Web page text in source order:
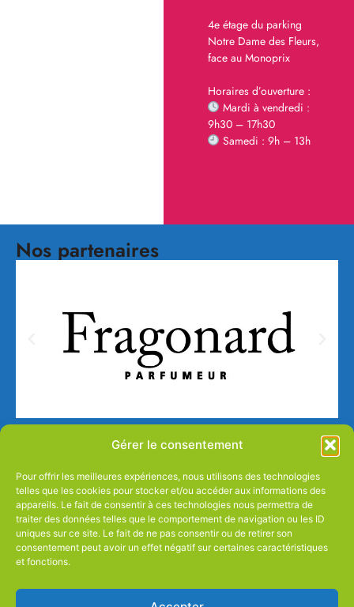
Gérer le consentement
Pour offrir les meilleures expériences, nous utilisons des technologies
telles que les cookies pour stocker et/ou accéder aux informations des
appareils. Le fait de consentir à ces technologies nous permettra de
traiter des données telles que le comportement de navigation ou les ID
uniques sur ce site. Le fait de ne pas consentir ou de retirer son
consentement peut avoir un effet négatif sur certaines caractéristiques
et fonctions.
4e étage du parking
Notre Dame des Fleurs,
face au Monoprix
Horaires d’ouverture :
Mardi à vendredi :
9h30 – 17h30
Samedi : 9h – 13h
Nos partenaires